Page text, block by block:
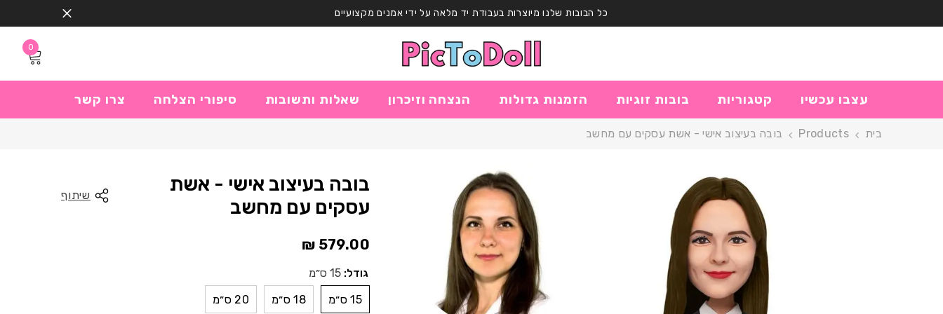
כל הבובות שלנו מיוצרות בעבודת יד מלאה על ידי אמנים מקצועיים
0
0
פריטים
עצבו עכשיו קטגוריות בובות זוגיות הזמנות גדולות הנצחה וזיכרון שאלות ותשובות סיפורי הצלחה צרו קשר
בית Products בובה בעיצוב אישי - אשת עסקים עם מחשב
בובה בעיצוב אישי - אשת
עסקים עם מחשב
שיתוף
579.00 ₪
גודל: 15 ס״מ
15 ס״מ
18 ס״מ 20 ס״מ